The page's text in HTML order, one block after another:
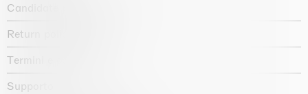
Candidate privacy notice
Return policy shop
Termini e condizioni
Supporto